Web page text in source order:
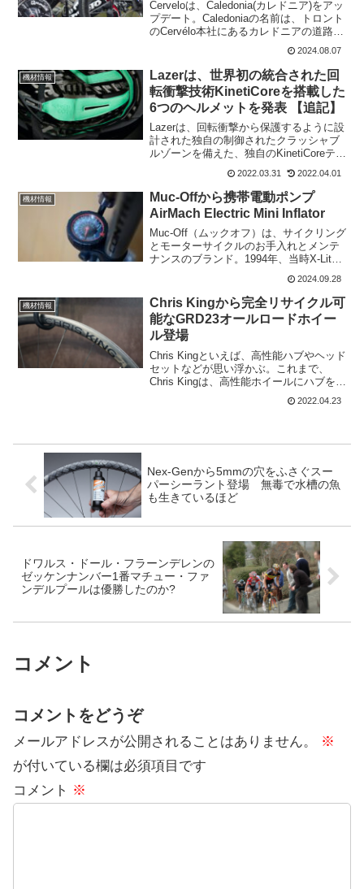
Cerveloは、Caledonia(カレドニア)をアッ
プデート。Caledoniaの名前は、トロント
のCervélo本社にあるカレドニアの道路に
ちなんで名付けられている。4年前の
Caledoniaは、モダンロードという位置づ
けだったけれど...
2024.08.07
機材情報
Lazerは、世界初の統合された回
転衝撃技術KinetiCoreを搭載した
6つのヘルメットを発表 【追記】
Lazerは、回転衝撃から保護するように設
計された独自の制御されたクラッシャブ
ルゾーンを備えた、独自のKinetiCoreテク
ノロジーを発表した。これは、ヘルメッ
ト自体のEPSに直接統合されながら、こ
れを実現する市場での最初のテクノロジ
ーだ...
2022.03.31 2022.04.01
機材情報
Muc-Offから携帯電動ポンプ
AirMach Electric Mini Inflator
Muc-Off（ムックオフ）は、サイクリング
とモーターサイクルのお手入れとメンテ
ナンスのブランド。1994年、当時X-Lite
のオーナーだったレックスとメアリリ
ン・トリムネル夫妻が、バイクを清潔に
保ち、腐食させないために頼れるクリー
ナーを必...
2024.09.28
機材情報
Chris Kingから完全リサイクル可
能なGRD23オールロードホイー
ル登場
Chris Kingといえば、高性能ハブやヘッド
セットなどが思い浮かぶ。これまで、
Chris Kingは、高性能ホイールにハブを提
供していた。今回は、初めてリムにブラ
ンド名を冠した新しいホイールセットを
2022.04.23
Nex-Genから5mmの穴をふさぐスー
パーシーラント登場 無毒で水槽の魚
も生きているほど
ドワルス・ドール・フラーンデレンの
ゼッケンナンバー1番マチュー・ファ
ンデルプールは優勝したのか?
コメント
コメントをどうぞ
メールアドレスが公開されることはありません。
※
が付いている欄は必須項目です
コメント ※